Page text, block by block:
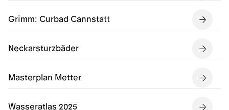
Grimm: Curbad Cannstatt
Neckarsturzbäder
Masterplan Metter
Wasseratlas 2025